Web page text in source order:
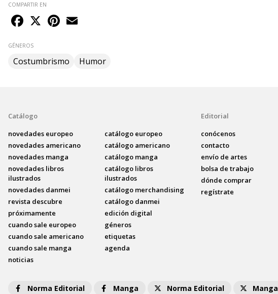
COMPARTIR EN
Facebook
X Pinterest
GÉNEROS
Costumbrismo Humor
Catálogo
novedades europeo
novedades americano
novedades manga
novedades libros
ilustrados
novedades danmei
revista descubre
próximamente
cuando sale europeo
cuando sale americano
cuando sale manga
noticias
catálogo europeo
catálogo americano
catálogo manga
catálogo libros
ilustrados
catálogo merchandising
catálogo danmei
edición digital
géneros
etiquetas
agenda
Editorial
conócenos
contacto
envío de artes
bolsa de trabajo
dónde comprar
regístrate
Norma Editorial Manga Norma Editorial Manga